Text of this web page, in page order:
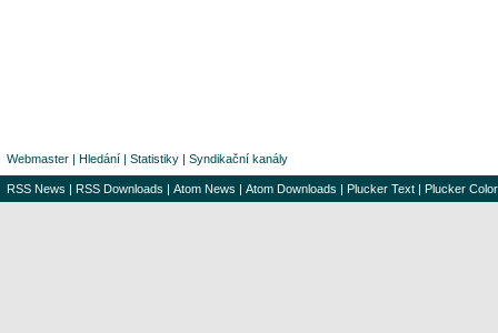
Webmaster | Hledání | Statistiky | Syndikační kanály
RSS News | RSS Downloads | Atom News | Atom Downloads | Plucker Text | Plucker Color